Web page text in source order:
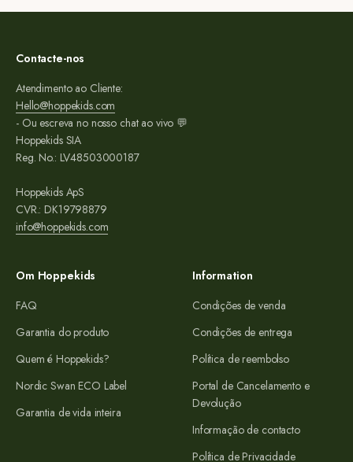
Contacte-nos
Atendimento ao Cliente:
Hello@hoppekids.com
- Ou escreva no nosso chat ao vivo 💬
Hoppekids SIA
Reg. No.: LV48503000187
Hoppekids ApS
CVR.: DK19798879
info@hoppekids.com
Om Hoppekids
FAQ
Garantia do produto
Quem é Hoppekids?
Nordic Swan ECO Label
Garantia de vida inteira
Information
Condições de venda
Condições de entrega
Política de reembolso
Portal de Cancelamento e
Devolução
Informação de contacto
Política de Privacidade